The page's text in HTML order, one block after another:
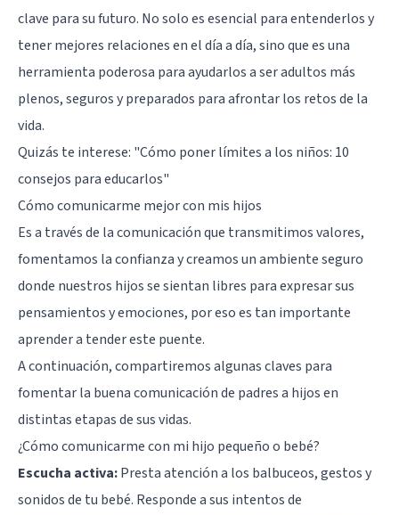
clave para su futuro. No solo es esencial para entenderlos y
tener mejores relaciones en el día a día, sino que es una
herramienta poderosa para ayudarlos a ser adultos más
plenos, seguros y preparados para afrontar los retos de la
vida.
Quizás te interese: "Cómo poner límites a los niños: 10
consejos para educarlos"
Cómo comunicarme mejor con mis hijos
Es a través de la comunicación que transmitimos valores,
fomentamos la confianza y creamos un ambiente seguro
donde nuestros hijos se sientan libres para expresar sus
pensamientos y emociones, por eso es tan importante
aprender a tender este puente.
A continuación, compartiremos algunas claves para
fomentar la buena comunicación de padres a hijos en
distintas etapas de sus vidas.
¿Cómo comunicarme con mi hijo pequeño o bebé?
Escucha activa:Presta atención a los balbuceos, gestos y
sonidos de tu bebé. Responde a sus intentos de